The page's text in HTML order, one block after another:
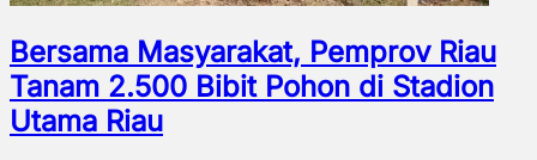
Bersama Masyarakat, Pemprov Riau
Tanam 2.500 Bibit Pohon di Stadion
Utama Riau